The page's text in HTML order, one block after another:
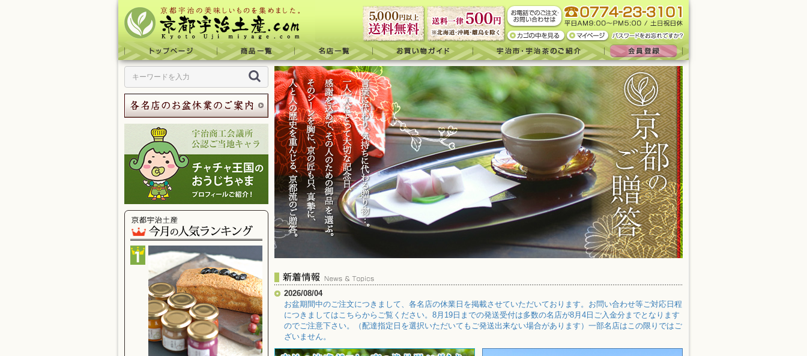
2026/08/04
お盆期間中のご注文につきまして、各名店の休業日を掲載させていただいております。お問い合わせ等ご対応日程
につきましてはこちらからご覧ください。8月19日までの発送受付は多数の名店が8月4日ご入金分までとなります
のでご注意下さい。（配達指定日を選択いただいてもご発送出来ない場合があります）一部名店はこの限りではご
ざいません。
2026/07/31